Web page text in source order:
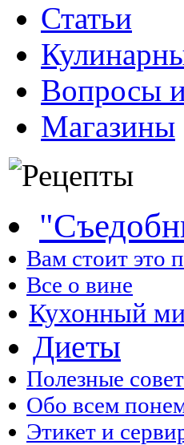
Статьи
Вопросы
Магазины
Вам стоит это
Все о вине
Кухонный
Диеты
Полезные
Обо всем
Этикет и